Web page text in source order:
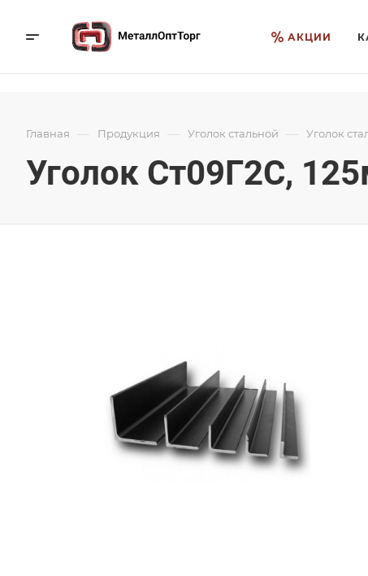
АКЦИИ
Главная — Продукция — Уголок стальной — Уголок
Уголок Ст09Г2С,